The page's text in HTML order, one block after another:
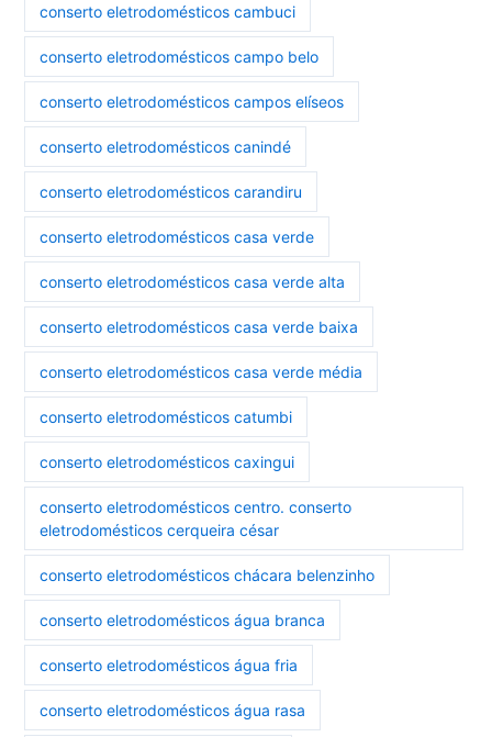
conserto eletrodomésticos cambuci
conserto eletrodomésticos campo belo
conserto eletrodomésticos campos elíseos
conserto eletrodomésticos canindé
conserto eletrodomésticos carandiru
conserto eletrodomésticos casa verde
conserto eletrodomésticos casa verde alta
conserto eletrodomésticos casa verde baixa
conserto eletrodomésticos casa verde média
conserto eletrodomésticos catumbi
conserto eletrodomésticos caxingui
conserto eletrodomésticos centro. conserto
eletrodomésticos cerqueira césar
conserto eletrodomésticos chácara belenzinho
conserto eletrodomésticos água branca
conserto eletrodomésticos água fria
conserto eletrodomésticos água rasa